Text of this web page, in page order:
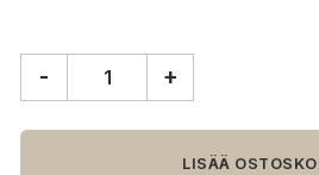
Olympia
- +
LISÄÄ